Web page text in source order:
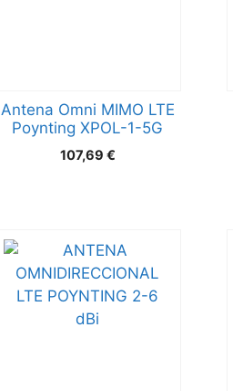
Antena Omni MIMO LTE
Poynting XPOL-1-5G
107,69 €